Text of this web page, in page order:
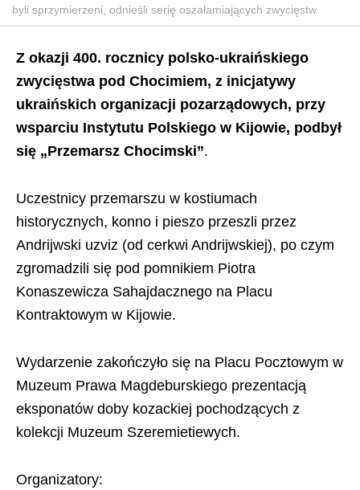
byli sprzymierzeni, odnieśli serię oszałamiających zwycięstw
Z okazji 400. rocznicy polsko-ukraińskiego
zwycięstwa pod Chocimiem, z inicjatywy
ukraińskich organizacji pozarządowych, przy
wsparciu Instytutu Polskiego w Kijowie, podbył
się „Przemarsz Chocimski”.
Uczestnicy przemarszu w kostiumach
historycznych, konno i pieszo przeszli przez
Andrijwski uzviz (od cerkwi Andrijwskiej), po czym
zgromadzili się pod pomnikiem Piotra
Konaszewicza Sahajdacznego na Placu
Kontraktowym w Kijowie.
Wydarzenie zakończyło się na Placu Pocztowym w
Muzeum Prawa Magdeburskiego prezentacją
eksponatów doby kozackiej pochodzących z
kolekcji Muzeum Szeremietiewych.
Organizatory: